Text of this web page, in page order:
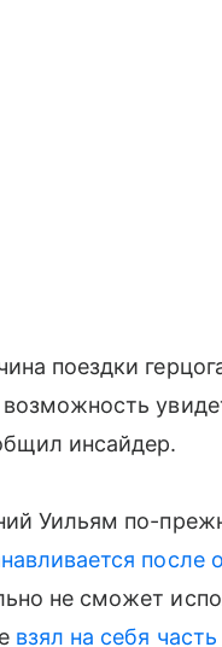
поездки
возможность
инсайдер.
Уильям по-
после
не сможет
взял на себя